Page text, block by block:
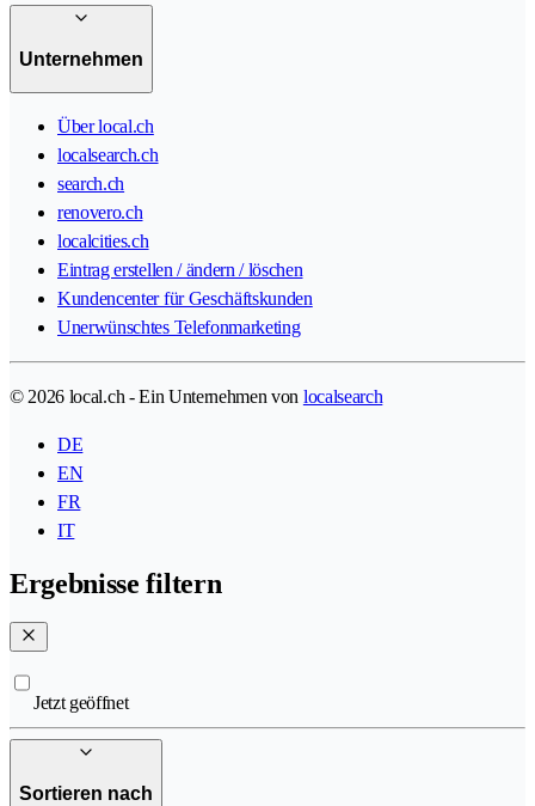
Unternehmen
Über local.ch
localsearch.ch
search.ch
renovero.ch
localcities.ch
Eintrag erstellen / ändern / löschen
Kundencenter für Geschäftskunden
Unerwünschtes Telefonmarketing
© 2026 local.ch - Ein Unternehmen von localsearch
DE
EN
FR
IT
Ergebnisse filtern
Jetzt geöffnet
Sortieren nach